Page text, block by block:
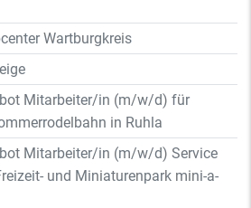
Wartburgkreis
Mitarbeiter/in (m/w/d) für
in Ruhla
Mitarbeiter/in (m/w/d) Service
und Miniaturenpark mini-a-